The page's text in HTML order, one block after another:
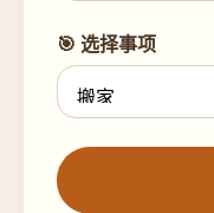
🎯 选择事项